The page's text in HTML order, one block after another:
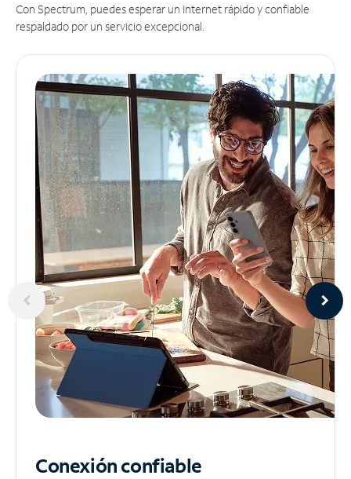
Con Spectrum, puedes esperar un Internet rápido y confiable
respaldado por un servicio excepcional.
Conexión confiable